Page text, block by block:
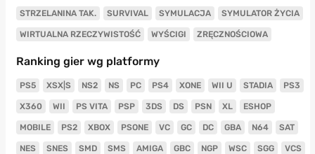
STRZELANINA TAK. SURVIVAL SYMULACJA SYMULATOR ŻYCIA
WIRTUALNA RZECZYWISTOŚĆ WYŚCIGI ZRĘCZNOŚCIOWA
Ranking gier wg platformy
PS5 XSX|S NS2 NS PC PS4 XONE WII U STADIA PS3
X360 WII PS VITA PSP 3DS DS PSN XL ESHOP
MOBILE PS2 XBOX PSONE VC GC DC GBA N64 SAT
NES SNES SMD SMS AMIGA GBC NGP WSC SGG VCS